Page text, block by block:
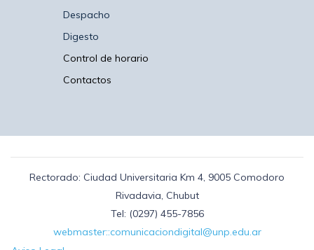
Despacho
Digesto
Control de horario
Contactos
Rectorado: Ciudad Universitaria Km 4, 9005 Comodoro
Rivadavia, Chubut
Tel: (0297) 455-7856
webmaster::comunicaciondigital@unp.edu.ar